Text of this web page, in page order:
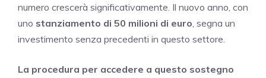
numero crescerà significativamente. Il nuovo anno, con
uno stanziamento di 50 milioni di euro , segna un
investimento senza precedenti in questo settore.
La procedura per accedere a questo sostegno